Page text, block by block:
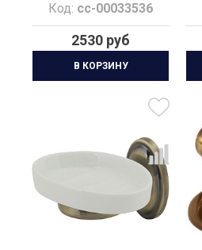
Код: cc-00033536
2530 руб
В КОРЗИНУ